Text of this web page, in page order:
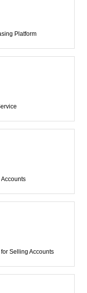
Platform
Selling Accounts